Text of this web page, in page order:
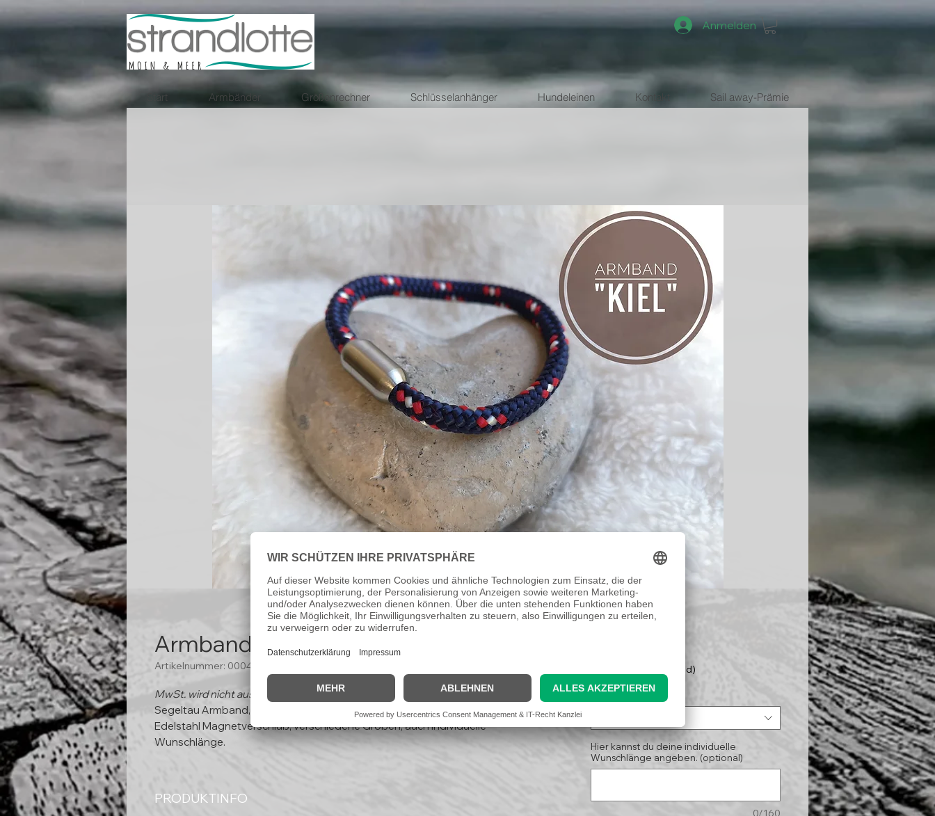
Anmelden
Start Armbänder Größenrechner Schlüsselanhänger Hundeleinen Kontakt Sail away-Prämie
Armband "Kiel"
Artikelnummer: 00049
MwSt. wird nicht ausgewiesen (Kleinunternehmer, § 19 UStG)
Segeltau Armband,
Edelstahl Magnetverschluß, verschiedene Größen, auch individuelle
Wunschlänge.
PRODUKTINFO
(Kostenloser Versand)
Größe *
Hier kannst du deine individuelle
Wunschlänge angeben. (optional)
0/160